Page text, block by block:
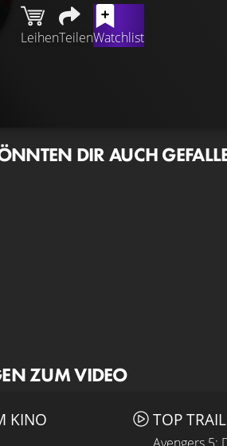
LeihenTeilenWatchlist
DIR AUCH
ZUM VIDEO
KINO TOP